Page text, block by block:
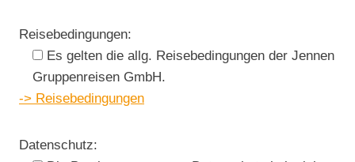
Reisebedingungen:
Es gelten die allg. Reisebedingungen der Jennen
Gruppenreisen GmbH.
-> Reisebedingungen
Datenschutz: